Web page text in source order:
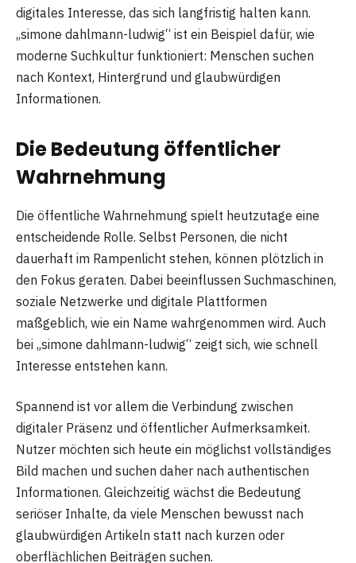
digitales Interesse, das sich langfristig halten kann.
„simone dahlmann-ludwig“ ist ein Beispiel dafür, wie
moderne Suchkultur funktioniert: Menschen suchen
nach Kontext, Hintergrund und glaubwürdigen
Informationen.
Die Bedeutung öffentlicher
Wahrnehmung
Die öffentliche Wahrnehmung spielt heutzutage eine
entscheidende Rolle. Selbst Personen, die nicht
dauerhaft im Rampenlicht stehen, können plötzlich in
den Fokus geraten. Dabei beeinflussen Suchmaschinen,
soziale Netzwerke und digitale Plattformen
maßgeblich, wie ein Name wahrgenommen wird. Auch
bei „simone dahlmann-ludwig“ zeigt sich, wie schnell
Interesse entstehen kann.
Spannend ist vor allem die Verbindung zwischen
digitaler Präsenz und öffentlicher Aufmerksamkeit.
Nutzer möchten sich heute ein möglichst vollständiges
Bild machen und suchen daher nach authentischen
Informationen. Gleichzeitig wächst die Bedeutung
seriöser Inhalte, da viele Menschen bewusst nach
glaubwürdigen Artikeln statt nach kurzen oder
oberflächlichen Beiträgen suchen.